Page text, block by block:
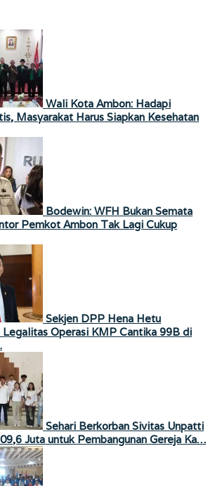
Wali Kota Ambon: Hadapi
Masyarakat Harus Siapkan Kesehatan
Bodewin: WFH Bukan Semata
Pemkot Ambon Tak Lagi Cukup
Sekjen DPP Hena Hetu
Legalitas Operasi KMP Cantika 99B di
Sehari Berkorban Sivitas Unpatti
Juta untuk Pembangunan Gereja Ka…